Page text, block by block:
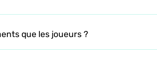
que les joueurs ?